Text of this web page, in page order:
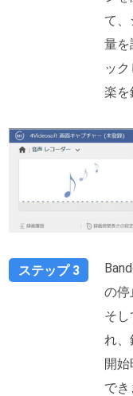
て
量を
ッ
楽を
ステップ 3
の停
そ
れ、
開
で